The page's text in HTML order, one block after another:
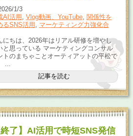
1/3
AI活用 , Vlog動画、YouTube, 関係性を
るSNS活用 , マーケティング力強化合
にちは、2026年はリアル研修を増やし
と思っている マーケティングコンサル
トのまちゃことオーティアットの平松で
...
記事を読む
終了】AI活用で時短SNS発信